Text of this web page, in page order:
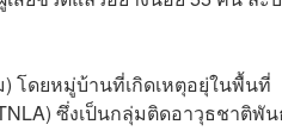
โดยหมู่บ้านที่เกิดเหตุอยุ่ในพื้นที่
ซึ่งเป็นกลุ่มติดอาวุธชาติพั